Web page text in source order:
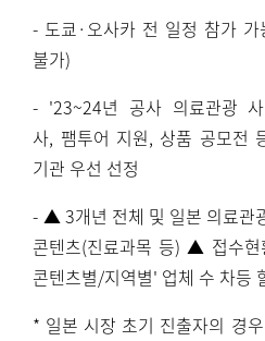
- 도쿄· 오사카 전 일정 참가 가
불가)
- '23~24년 공사 의료관광 사
사, 팸투어 지원, 상품 공모전
기관 우선 선정
- ▲3개년 전체 및 일본 의료
콘텐츠(진료과목 등) ▲ 접수현
콘텐츠별/지역별' 업체 수 차등
* 일본 시장 초기 진출자의 경